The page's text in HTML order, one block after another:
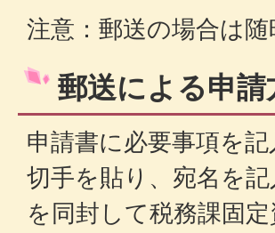
注意：郵送の場合は随
郵送による申請
申請書に必要事項を
切手を貼り、宛名を
を同封して税務課固